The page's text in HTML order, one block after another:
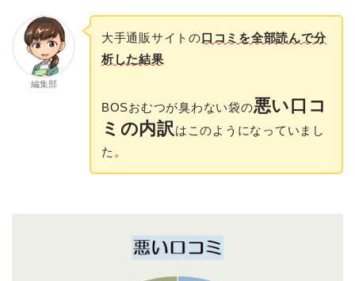
編集部
大手通販サイトの口コミを全部読んで分
析した結果
BOSおむつが臭わない袋の悪い口コ
ミの内訳はこのようになっていまし
た。